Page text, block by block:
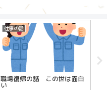
仕事の話
職場復帰の話 この世は面白
い